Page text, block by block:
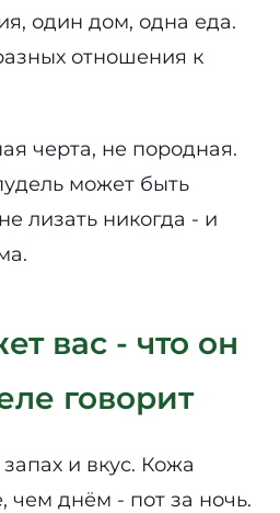
один дом, одна еда.
отношения к
черта, не породная.
может быть
лизать никогда - и
вас - что он
говорит
и вкус. Кожа
чем днём - пот за ночь.